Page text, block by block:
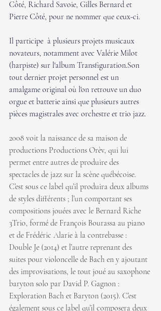
Côté, Richard Savoie, Gilles Bernard et
Pierre Côté, pour ne nommer que ceux-ci.
Il participe  à plusieurs projets musicaux
novateurs, notamment avec Valérie Milot
(harpiste) sur l'album Transfiguration.Son
tout dernier projet personnel est un
amalgame original où l'on retrouve un duo
orgue et batterie ainsi que plusieurs autres
pièces magistrales avec orchestre et trio jazz.
2008 voit la naissance de sa maison de
productions Productions Orèv, qui lui
permet entre autres de produire des
spectacles de jazz sur la scène québécoise.
C’est sous ce label qu’il produira deux albums
de styles différents ; l’un comportant ses
compositions jouées avec le Bernard Riche
3Trio, formé de François Bourassa au piano
et de Frédéric Alarie à la contrebasse :
Double Je (2014) et l’autre reprenant des
suites pour violoncelle de Bach en y ajoutant
des improvisations, le tout joué au saxophone
baryton solo par David P. Gagnon :
Exploration Bach et Baryton (2015). C’est
également sous ce label qu’il composera deux